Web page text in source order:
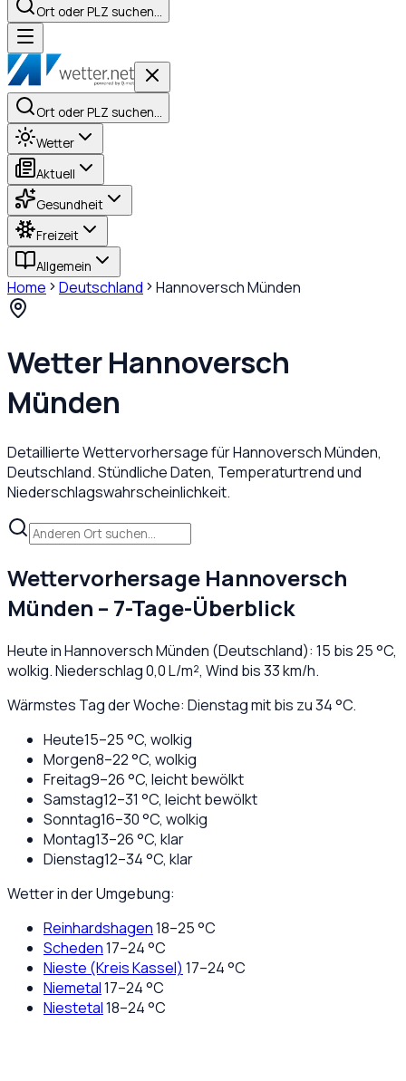
Ort oder PLZ suchen…
Ort oder PLZ suchen…
Wetter
Aktuell
Gesundheit
Freizeit
Allgemein
Home Deutschland Hannoversch Münden
WetterHannoversch
Münden
Detaillierte Wettervorhersage fürHannoversch Münden,
Deutschland. Stündliche Daten, Temperaturtrend und
Niederschlagswahrscheinlichkeit.
Wettervorhersage Hannoversch
Münden – 7-Tage-Überblick
Heute inHannoversch Münden (Deutschland): 15 bis25°C,
wolkig. Niederschlag0,0L/m², Wind bis33km/h.
Wärmstes Tag der Woche: Dienstag mit bis zu 34 °C.
Heute15–25°C, wolkig
Morgen8–22°C, wolkig
Freitag9–26°C, leicht bewölkt
Samstag12–31 °C, leicht bewölkt
Sonntag16–30°C, wolkig
Montag13–26°C, klar
Dienstag12–34°C, klar
Wetter in der Umgebung:
Reinhardshagen18–25°C
Scheden17–24°C
Nieste (Kreis Kassel) 17–24°C
Niemetal17–24°C
Niestetal18–24°C